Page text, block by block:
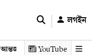
লগইন
আন্তর্জাতিক অর্থনীতি তথ্য
YouTube